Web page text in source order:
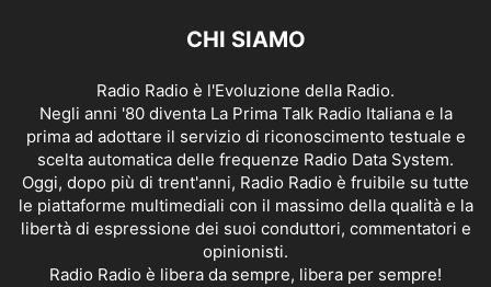
CHI SIAMO
Radio Radio è l'Evoluzione della Radio.
Negli anni '80 diventa La Prima Talk Radio Italiana e la
prima ad adottare il servizio di riconoscimento testuale e
scelta automatica delle frequenze Radio Data System.
Oggi, dopo più di trent'anni, Radio Radio è fruibile su tutte
le piattaforme multimediali con il massimo della qualità e la
libertà di espressione dei suoi conduttori, commentatori e
opinionisti.
Radio Radio è libera da sempre, libera per sempre!